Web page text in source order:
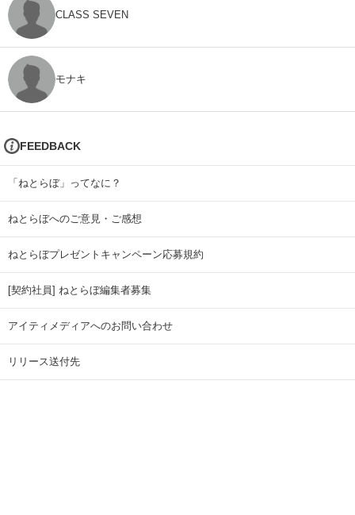
CLASS SEVEN
モナキ
FEEDBACK
「ねとらぼ」ってなに？
ねとらぼへのご意見・ご感想
ねとらぼプレゼントキャンペーン応募規約
[契約社員] ねとらぼ編集者募集
アイティメディアへのお問い合わせ
リリース送付先